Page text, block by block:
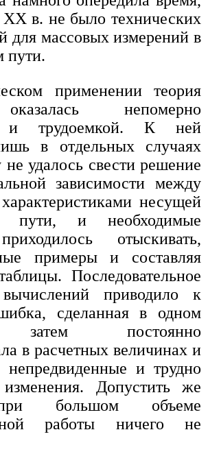
в. не было технических
для массовых измерений в
пути.
применении теория
непомерно
и трудоемкой. К ней
в отдельных случаях
удалось свести решение
зависимости между
несущей
пути, и необходимые
отыскивать,
примеры и составляя
Последовательное
приводило к
сделанная в одном
затем постоянно
в расчетных величинах и
и трудно
Допустить же
большом объеме
работы ничего не